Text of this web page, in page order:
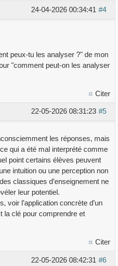
#4
24-04-2026 00:34:41
peux-tu les analyser ?" de mon
"comment peut-on les analyser
Citer
#5
22-05-2026 08:31:23
les réponses, mais
qui a été mal interprété comme
point certains élèves peuvent
intuition ou une perception non
classiques d’enseignement ne
leur potentiel.
voir l’application concrète d’un
la clé pour comprendre et
Citer
#6
22-05-2026 08:42:31